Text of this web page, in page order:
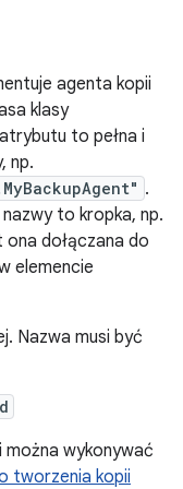
agenta kopii
klasy
to pełna i
np.
.
to kropka, np.
ona dołączana do
elemencie
Nazwa musi być
można wykonywać
tworzenia kopii